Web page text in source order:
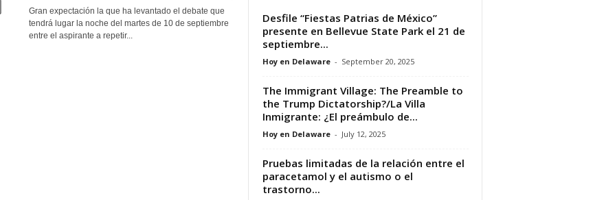
Gran expectación la que ha levantado el debate que
tendrá lugar la noche del martes de 10 de septiembre
entre el aspirante a repetir...
Desfile “Fiestas Patrias de México”
presente en Bellevue State Park el 21 de
septiembre...
Hoy en Delaware - September 20, 2025
The Immigrant Village: The Preamble to
the Trump Dictatorship?/La Villa
Inmigrante: ¿El preámbulo de...
Hoy en Delaware - July 12, 2025
Pruebas limitadas de la relación entre el
paracetamol y el autismo o el
trastorno...